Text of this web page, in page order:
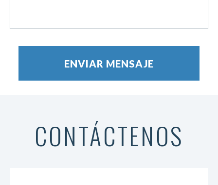
CONTÁCTENOS